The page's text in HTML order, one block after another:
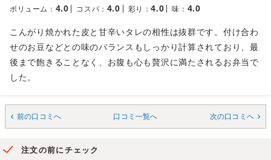
ボリューム ： 4.0 コスパ ： 4.0 彩り ：4.0 味 ： 4.0
こんがり焼かれた皮と甘辛いタレの相性は抜群です。付け合わ
せのお豆などとの味のバランスもしっかり計算されており、最
後まで飽きることなく、お腹も心も贅沢に満たされるお弁当で
した。
前の口コミへ 口コミ一覧へ 次の口コミへ
注文の前にチェック